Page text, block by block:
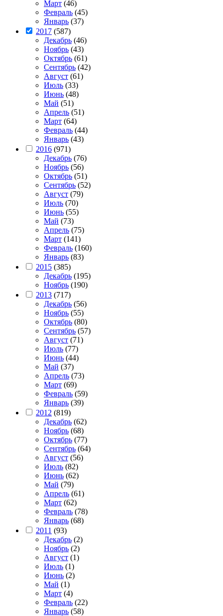
Март (46)
Февраль (45)
Январь (37)
2017 (587)
Декабрь (46)
Ноябрь (43)
Октябрь (61)
Сентябрь (42)
Август (61)
Июль (33)
Июнь (48)
Май (51)
Апрель (51)
Март (64)
Февраль (44)
Январь (43)
2016 (971)
Декабрь (76)
Ноябрь (56)
Октябрь (51)
Сентябрь (52)
Август (79)
Июль (70)
Июнь (55)
Май (73)
Апрель (75)
Март (141)
Февраль (160)
Январь (83)
2015 (385)
Декабрь (195)
Ноябрь (190)
2013 (717)
Декабрь (56)
Ноябрь (55)
Октябрь (80)
Сентябрь (57)
Август (71)
Июль (77)
Июнь (44)
Май (37)
Апрель (73)
Март (69)
Февраль (59)
Январь (39)
2012 (819)
Декабрь (62)
Ноябрь (68)
Октябрь (77)
Сентябрь (64)
Август (56)
Июль (82)
Июнь (62)
Май (79)
Апрель (61)
Март (62)
Февраль (78)
Январь (68)
2011 (93)
Декабрь (2)
Ноябрь (2)
Август (1)
Июль (1)
Июнь (2)
Май (1)
Март (4)
Февраль (22)
Январь (58)